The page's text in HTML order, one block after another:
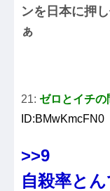
ンを日本に押
ぁ
21: ゼロとイチの
ID:BMwKmcFN0
>>9
自殺率と